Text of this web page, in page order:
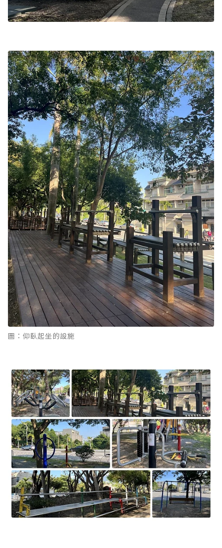
圖：仰臥起坐的設施